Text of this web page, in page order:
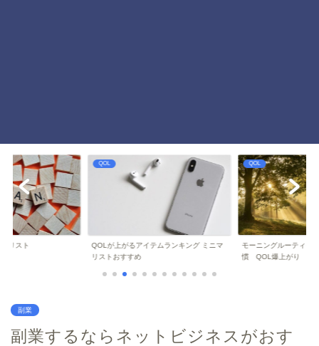
リスト
QOL
QOLが上がるアイテムランキング ミニマ
リストおすすめ
QOL
モーニングルーティー
慣 QOL爆上がり
副業
副業するならネットビジネスがおす